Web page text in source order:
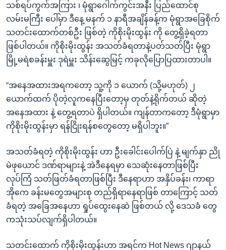
သစ်ရပ်ကွက်အကြား ၊ မုံရွာဂေါက်ကွင်းအနီး ပြည်ထောင်စု
လမ်းမကြီး ပေါ်မှာ ဒီနေ့ မနက် ၁ နာရီအချိန်ခန့်က မုံရွာအခြေစိုက်
သတင်းထောက်တစ်ဦး ဖြစ်တဲ့ ကိုစိုးမိုးထွန်း ကို တွေ့ရှိခဲ့ရတာ
ဖြစ်ပါတယ်။ ကိုစိုးမိုးထွန်း အသတ်ခံရတာနဲ့ပတ်သတ်ပြီး မုံရွာ
မြို့မရဲစခန်းမှူး ဒုရဲမှူး သိန်းဆွေမြင့် ကခုလိုပြောပြထားတာပါ။
“အနေအထားအရကတော့ သူ့ကို ၁ ယောက် (သို့မဟုတ်) ၂
ယောက်ထက် ပိုတဲ့လူကနေပြီးတော့မှ တုတ်နဲ့ရိုက်တယ် ဆိုတဲ့
အနေအထား နဲ့ တွေ့ရတာပဲ ရှိပါတယ်။ ကျန်တာကတော့ ဒီမုံရွာမှာ
ကိုစိုးမိုးထွန်းမှာ ရန်ငြိုးရန်စတွေတော့ မရှိပါဘူး။”
အသတ်ခံရတဲ့ ကိုစိုးမိုးထွန်း ဟာ ဦးခေါင်းပေါက်ပြဲ နဲ့ မျက်နှာ ညို
မဲဖုယောင် ဒဏ်ရာများနဲ့ အဲဒီနေရမှာ သေဆုံးနေတာဖြစ်ပြီး
လုပ်ကြံ သတ်ဖြတ်ခံရတာဖြစ်ပြီး ဒီနေရာဟာ အနှိပ်ခန်း၊ ကာရာ
အိုကေ ခန်းမတွေအများစု တည်ရှိရာနေရာဖြစ် တာကြောင့် သတ်
ခံရတဲ့ အခြေအနေဟာ ရှုပ်ထွေးနေဆဲ ဖြစ်တယ် လို့ ဒေသခံ တွေ
ကသုံးသပ်လျက်ရှိပါတယ်။
သတင်းထောက် ကိုစိုးမိုးထွန်းဟာ အရင်က Hot News ဂျာနယ်